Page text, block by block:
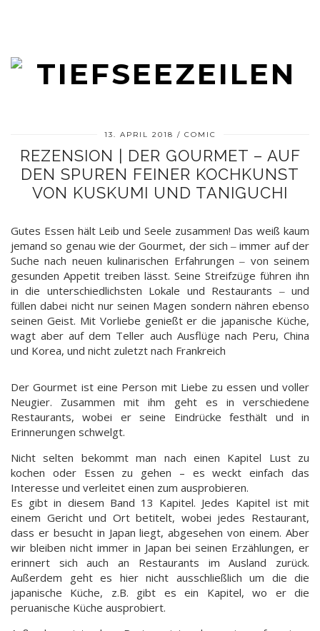
13. APRIL 2018 COMIC
REZENSION | DER GOURMET – AUF
DEN SPUREN FEINER KOCHKUNST
VON KUSKUMI UND TANIGUCHI
Gutes Essen hält Leib und Seele zusammen! Das weiß kaum
jemand so genau wie der Gourmet, der sich ‒ immer auf der
Suche nach neuen kulinarischen Erfahrungen ‒ von seinem
gesunden Appetit treiben lässt. Seine Streifzüge führen ihn
in die unterschiedlichsten Lokale und Restaurants ‒ und
füllen dabei nicht nur seinen Magen sondern nähren ebenso
seinen Geist. Mit Vorliebe genießt er die japanische Küche,
wagt aber auf dem Teller auch Ausflüge nach Peru, China
und Korea, und nicht zuletzt nach Frankreich
Der Gourmet ist eine Person mit Liebe zu essen und voller
Neugier. Zusammen mit ihm geht es in verschiedene
Restaurants, wobei er seine Eindrücke festhält und in
Erinnerungen schwelgt.
Nicht selten bekommt man nach einen Kapitel Lust zu
kochen oder Essen zu gehen – es weckt einfach das
Interesse und verleitet einen zum ausprobieren.
Es gibt in diesem Band 13 Kapitel. Jedes Kapitel ist mit
einem Gericht und Ort betitelt, wobei jedes Restaurant,
dass er besucht in Japan liegt, abgesehen von einem. Aber
wir bleiben nicht immer in Japan bei seinen Erzählungen, er
erinnert sich auch an Restaurants im Ausland zurück.
Außerdem geht es hier nicht ausschließlich um die die
japanische Küche, z.B. gibt es ein Kapitel, wo er die
peruanische Küche ausprobiert.